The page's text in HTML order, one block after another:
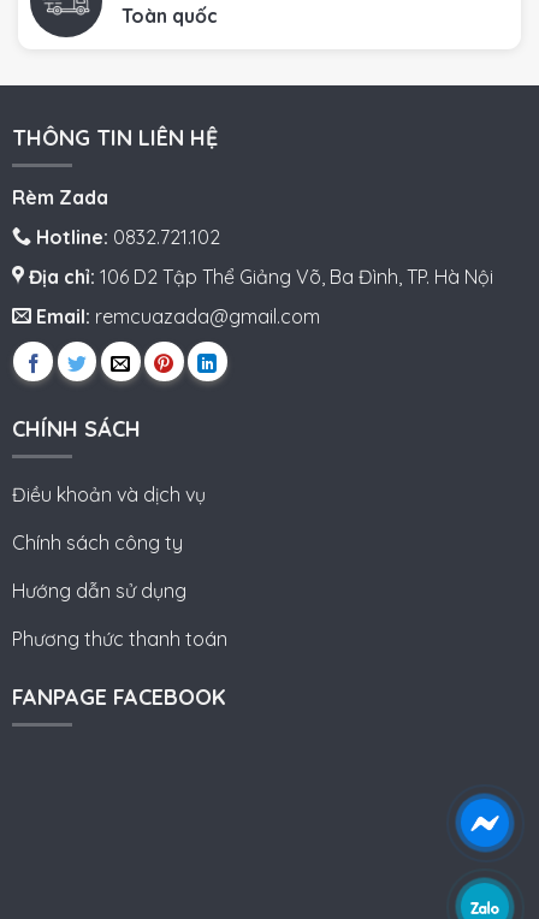
Toàn quốc
THÔNG TIN LIÊN HỆ
Rèm Zada
Hotline: 0832.721.102
Địa chỉ: 106 D2 Tập Thể Giảng Võ, Ba Đình, TP. Hà Nội
Email: remcuazada@gmail.com
CHÍNH SÁCH
Điều khoản và dịch vụ
Chính sách công ty
Hướng dẫn sử dụng
Phương thức thanh toán
FANPAGE FACEBOOK